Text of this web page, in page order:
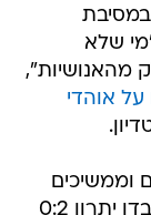
שלא
מהאנושיות",
אוהדי
וממשיכים
לטעון כי נשדדו במשחק הדרמטי בו איבדו יתרון 0:2